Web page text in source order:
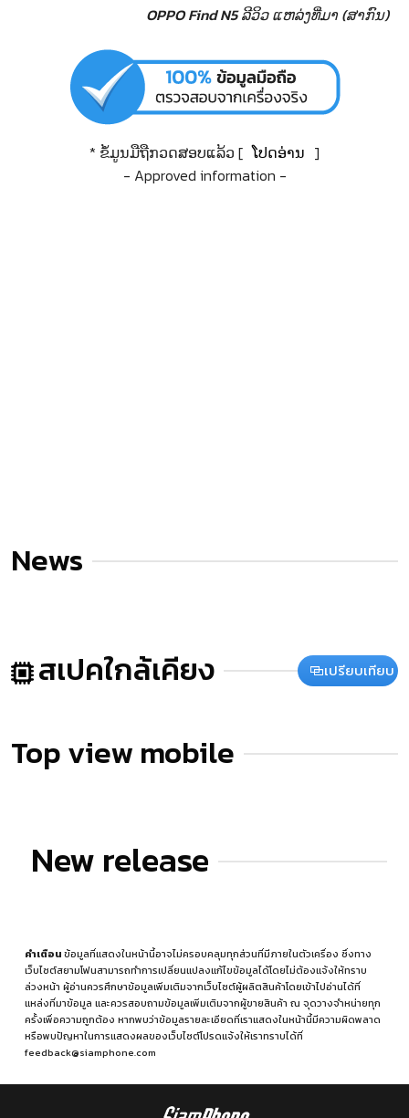
OPPO Find N5 ລີວິວ ແຫລ່ງທີ່ມາ (ສາກົນ)
* ຂໍ້ມູນມືຖືກວດສອບແລ້ວ [ ໂປດອ່ານ ]
- Approved information -
News
สเปคใกล้เคียง เปรียบเทียบ
Top view mobile
New release
คำเตือนข้อมูลที่แสดงในหน้านี้อาจไม่ครอบคลุมทุกส่วนที่มีภายในตัวเครื่อง ซึ่งทาง
เว็บไซต์สยามโฟนสามารถทำการเปลี่ยนแปลงแก้ไขข้อมูลได้โดยไม่ต้องแจ้งให้ทราบ
ล่วงหน้า ผู้อ่านควรศึกษาข้อมูลเพิ่มเติมจากเว็บไซต์ผู้ผลิตสินค้าโดยเข้าไปอ่านได้ที่
แหล่งที่มาข้อมูล และควรสอบถามข้อมูลเพิ่มเติมจากผู้ขายสินค้า ณ จุดวางจำหน่ายทุก
ครั้งเพื่อความถูกต้อง หากพบว่าข้อมูลรายละเอียดที่เราแสดงในหน้านี้มีความผิดพลาด
หรือพบปัญหาในการแสดงผลของเว็บไซต์โปรดแจ้งให้เราทราบได้ที่
feedback@siamphone.com